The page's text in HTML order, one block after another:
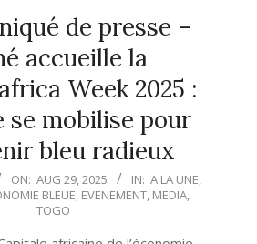
de presse –
accueille la
Week 2025 :
se mobilise pour
bleu radieux
ON: AUG 29, 2025 IN: A LA UNE,
BLEUE, EVENEMENT, MEDIA,
TOGO